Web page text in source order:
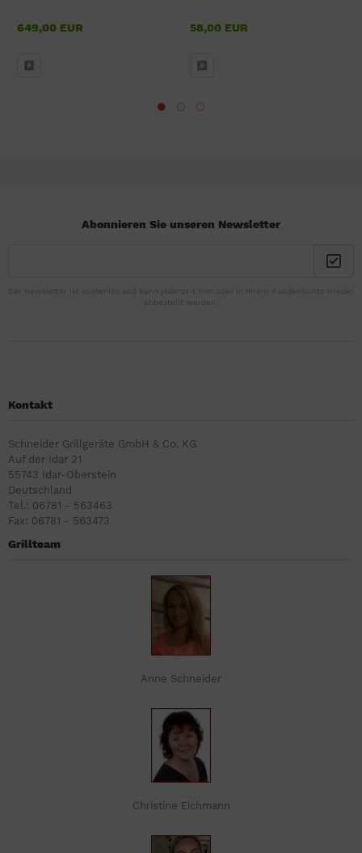
649,00 EUR 58,00 EUR
Abonnieren Sie unseren Newsletter
Der Newsletter ist kostenlos und kann jederzeit hier oder in Ihrem Kundenkonto wieder
abbestellt werden.
Kontakt
Schneider Grillgeräte GmbH & Co. KG
Auf der Idar 21
55743 Idar-Oberstein
Deutschland
Tel.: 06781 - 563463
Fax: 06781 - 563473
Grillteam
Anne Schneider
Christine Eichmann